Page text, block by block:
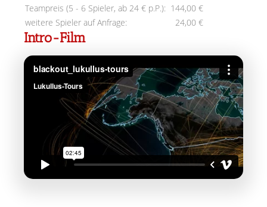
Teampreis (5 - 6 Spieler, ab 24 € p.P.): 144,00 €
weitere Spieler auf Anfrage:
24,00 €
Intro-Film